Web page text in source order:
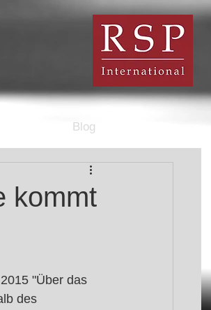
Blog
kommt
"Über das
des